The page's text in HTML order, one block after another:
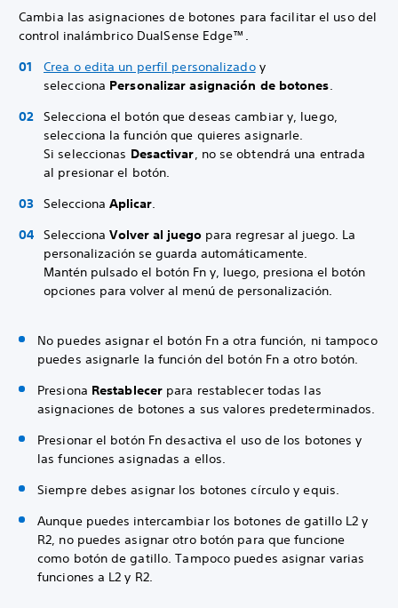
Cambia las asignaciones de botones para facilitar el uso del
control inalámbrico DualSense Edge™.
Crea o edita un perfil personalizadoy
selecciona Personalizar asignación de botones
Selecciona el botón que deseas cambiar y, luego,
selecciona la función que quieres asignarle.
Si seleccionas Desactivar , no se obtendrá una entrada
al presionar el botón.
Selecciona Aplicar
Selecciona Volver al juego para regresar al juego. La
personalización se guarda automáticamente.
Mantén pulsado el botón Fn y, luego, presiona el botón
opciones para volver al menú de personalización.
No puedes asignar el botón Fn a otra función, ni tampoco
puedes asignarle la función del botón Fn a otro botón.
Presiona Restablecer para restablecer todas las
asignaciones de botones a sus valores predeterminados.
Presionar el botón Fn desactiva el uso de los botones y
las funciones asignadas a ellos.
Siempre debes asignar los botones círculo y equis.
Aunque puedes intercambiar los botones de gatillo L2 y
R2, no puedes asignar otro botón para que funcione
como botón de gatillo. Tampoco puedes asignar varias
funciones a L2 y R2.